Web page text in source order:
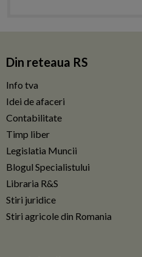
Din reteaua RS
Info tva
Idei de afaceri
Contabilitate
Timp liber
Legislatia Muncii
Blogul Specialistului
Libraria R&S
Stiri juridice
Stiri agricole din Romania